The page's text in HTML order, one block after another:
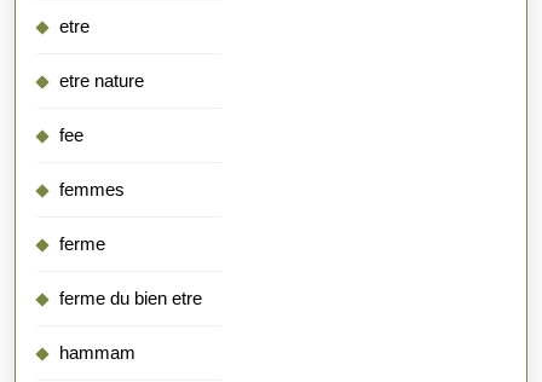
etre
etre nature
fee
femmes
ferme
ferme du bien etre
hammam